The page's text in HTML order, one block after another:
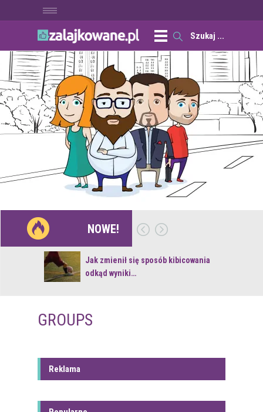
NOWE!
Jak zmienił się sposób kibicowania
odkąd wyniki…
GROUPS
Reklama